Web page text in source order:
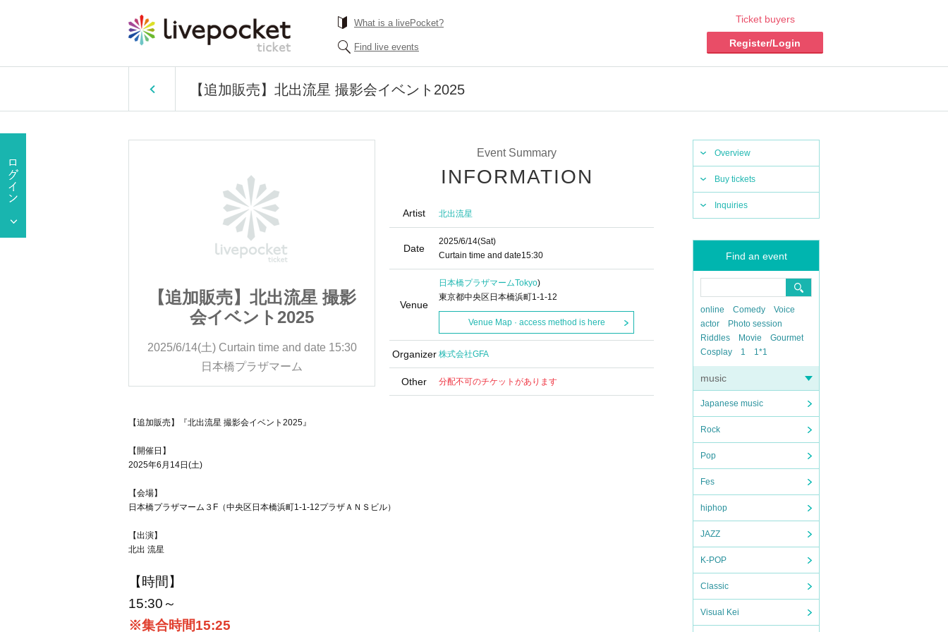
What is a livePocket?
Find live events
Ticket buyers
Register/Login
【追加販売】北出流星 撮影会イベント2025
Overview
Buy tickets
Inquiries
Find an event
online Comedy
Voice
actor
Photo session
Riddles
Movie
Gourmet
Cosplay
1 1*1
music
Japanese music
Rock
Pop
Fes
hiphop
JAZZ
K-POP
Classic
Visual Kei
【追加販売】北出流星 撮影
会イベント2025
2025/6/14(土) Curtain time and date 15:30
日本橋プラザマーム
【追加販売】北出流星 撮影
会イベント2025
2025/6/14(土) Curtain time and date
日本橋プラザマーム
Event Summary
INFORMATION
Artist 北出流星
Date
2025/6/14(Sat)
Curtain time and date15:30
Venue
日本橋プラザマームTokyo)
東京都中央区日本橋浜町1-1-12
Venue Map · access method is here
Organizer 株式会社GFA
Other 分配不可のチケットがあります
【追加販売】『北出流星 撮影会イベント2025』
【開催日】
2025年6月14日(土)
【会場】
日本橋プラザマーム３F（中央区日本橋浜町1-1-12プラザＡＮＳビル）
【出演】
北出 流星
【時間】
15:30～
※集合時間15:25